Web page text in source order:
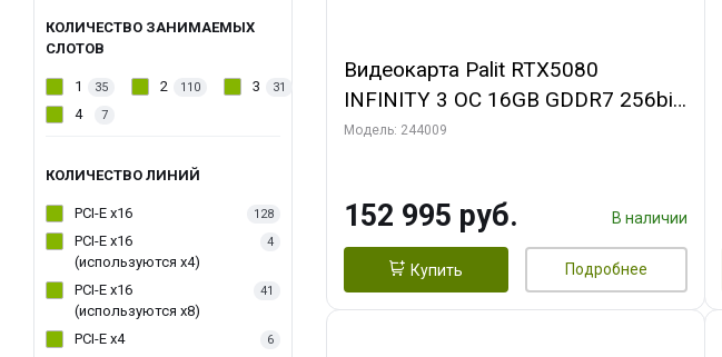
КОЛИЧЕСТВО ЗАНИМАЕМЫХ
СЛОТОВ
1 35 2 110 3 31
4 7
КОЛИЧЕСТВО ЛИНИЙ
PCI-E x16 128
PCI-E x16
(используются х4)
4
PCI-E x16
(используются х8)
41
PCI-E x4 6
Видеокарта Palit RTX5080
INFINITY 3 OC 16GB GDDR7 256bit
3xDP HDMI 3FAN RTL
Модель: 244009
152 995 руб. В наличии
Купить Подробнее